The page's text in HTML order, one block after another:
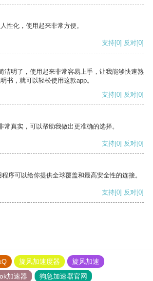
性化，使用起来非常方便。
支持[0] 反对[0]
洁明了，使用起来非常容易上手，让我能够快速熟
书，就可以轻松使用这款app。
支持[0] 反对[0]
常真实，可以帮助我做出更准确的选择。
支持[0] 反对[0]
序可以给你提供全球覆盖和最高安全性的连接。
支持[0] 反对[0]
旋风加速度器
旋风加速
加速器
狗急加速器官网